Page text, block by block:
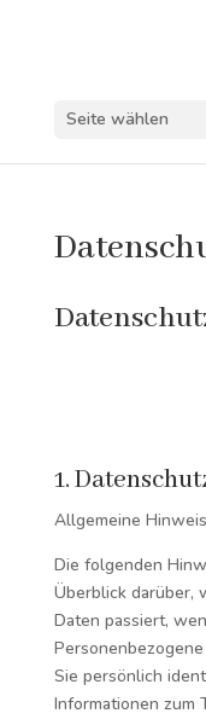
Seite wählen
1.
Allgemeine
Die folgenden
Überblick darüber,
Daten passiert,
Sie persönlich
Informationen zum